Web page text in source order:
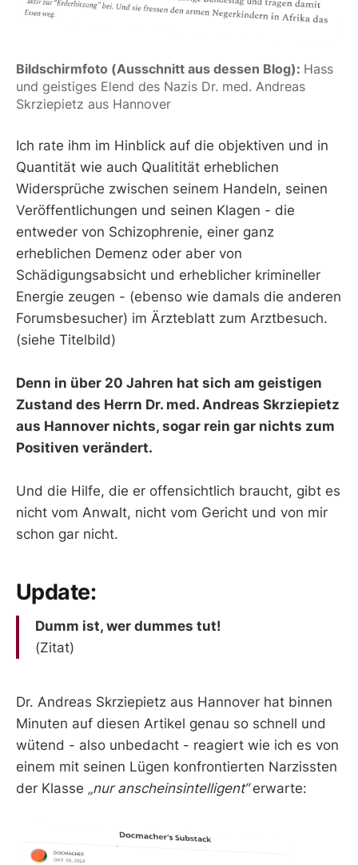
Bildschirmfoto (Ausschnitt aus dessen Blog): Hass
und geistiges Elend des Nazis Dr. med. Andreas
Skrziepietz aus Hannover
Ich rate ihm im Hinblick auf die objektiven und in
Quantität wie auch Qualitität erheblichen
Widersprüche zwischen seinem Handeln, seinen
Veröffentlichungen und seinen Klagen - die
entweder von Schizophrenie, einer ganz
erheblichen Demenz oder aber von
Schädigungsabsicht und erheblicher krimineller
Energie zeugen - (ebenso wie damals die anderen
Forumsbesucher) im Ärzteblatt zum Arztbesuch.
(siehe Titelbild)
Denn in über 20 Jahren hat sich am geistigen
Zustand des Herrn Dr. med. Andreas Skrziepietz
aus Hannover nichts, sogar rein gar nichts zum
Positiven verändert.
Und die Hilfe, die er offensichtlich braucht, gibt es
nicht vom Anwalt, nicht vom Gericht und von mir
schon gar nicht.
Update:
Dumm ist, wer dummes tut!
(Zitat)
Dr. Andreas Skrziepietz aus Hannover hat binnen
Minuten auf diesen Artikel genau so schnell und
wütend - also unbedacht - reagiert wie ich es von
einem mit seinen Lügen konfrontierten Narzissten
der Klasse „nur anscheinsintelligent“erwarte: